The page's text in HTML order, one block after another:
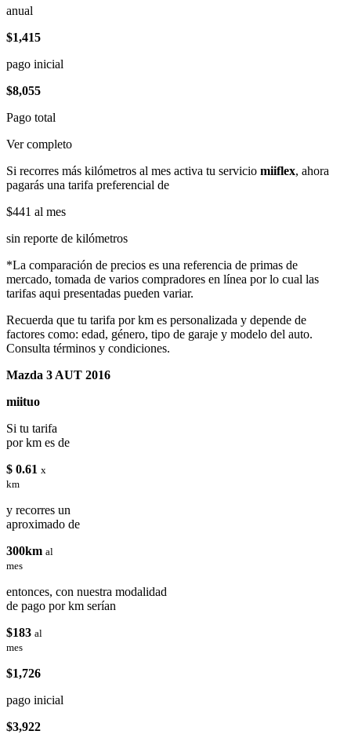
anual
$1,415
pago inicial
$8,055
Pago total
Ver completo
Si recorres más kilómetros al mes activa tu servicio miiflex, ahora
pagarás una tarifa preferencial de
$441 al mes
sin reporte de kilómetros
*La comparación de precios es una referencia de primas de
mercado, tomada de varios compradores en línea por lo cual las
tarifas aqui presentadas pueden variar.
Recuerda que tu tarifa por km es personalizada y depende de
factores como: edad, género, tipo de garaje y modelo del auto.
Consulta términos y condiciones.
Mazda 3 AUT 2016
miituo
Si tu tarifa
por km es de
$ 0.61 x
km
y recorres un
aproximado de
300km al
mes
entonces, con nuestra modalidad
de pago por km serían
$183 al
mes
$1,726
pago inicial
$3,922